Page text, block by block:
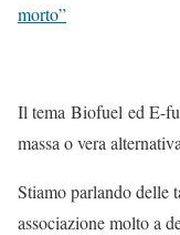
morto”
Il tema Biofuel ed E-
massa o vera
Stiamo parlando delle
associazione molto a